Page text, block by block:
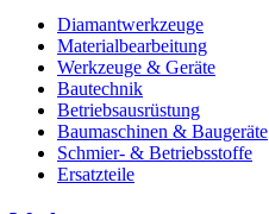
Diamantwerkzeuge
Materialbearbeitung
Werkzeuge & Geräte
Bautechnik
Betriebsausrüstung
Baumaschinen & Baugeräte
Schmier- & Betriebsstoffe
Ersatzteile